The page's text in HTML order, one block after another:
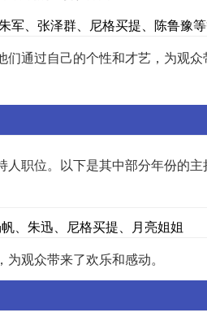
、张泽群、尼格买提、陈鲁豫等
通过自己的个性和才艺，为观
职位。以下是其中部分年份的主
、朱迅、尼格买提、月亮姐姐
观众带来了欢乐和感动。